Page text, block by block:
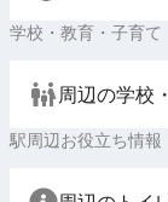
学校・教育・子育て
周辺の学校
駅周辺お役立ち情報